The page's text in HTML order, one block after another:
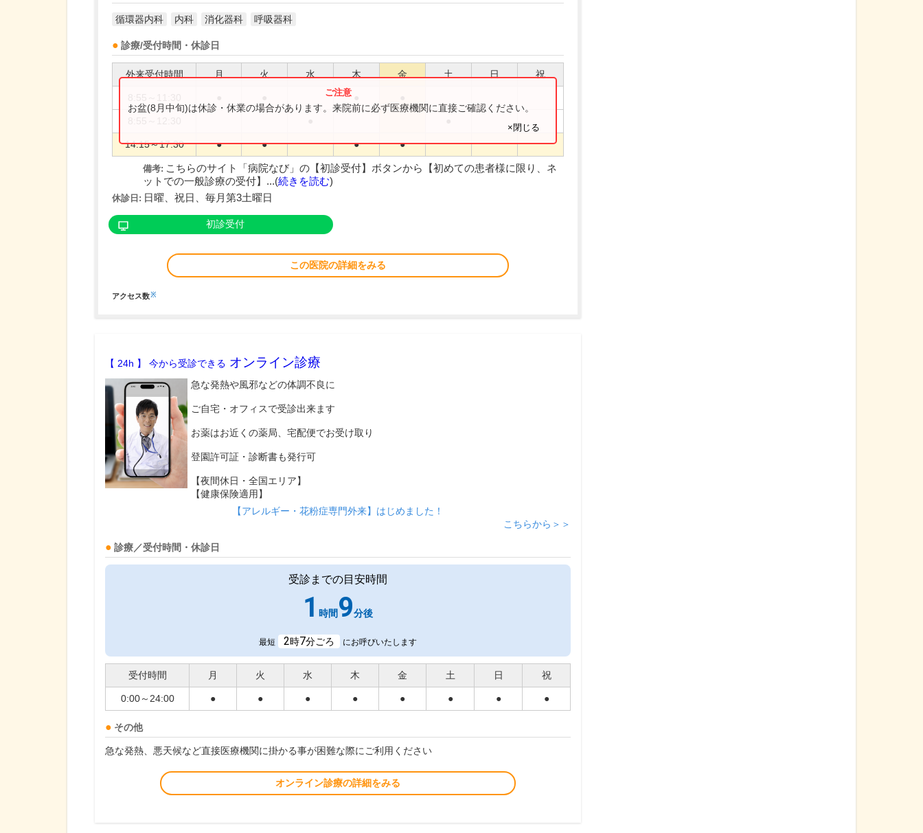
循環器内科 内科 消化器科 呼吸器科
診療/受付時間・休診日
外来受付時間 月 火 水 木 金 土 日 祝
14:15～17:30 ● ● ● ●
お盆(8月中旬)は休診・休業の場合があります。来院前に必ず医療機関に直接ご確認ください。
×閉じる
備考: こちらのサイト「病院なび」の【初診受付】ボタンから【初めての患者様に限り、ネ
ットでの一般診療の受付】...(続きを読む)
休診日: 日曜、祝日、毎月第3土曜日
初診受付
この医院の詳細をみる
アクセス数※
【 24h 】 今から受診できる オンライン診療
急な発熱や風邪などの体調不良に
ご自宅・オフィスで受診出来ます
お薬はお近くの薬局、宅配便でお受け取り
登園許可証・診断書も発行可
【夜間休日・全国エリア】
【健康保険適用】
【アレルギー・花粉症専門外来】はじめました！
こちらから＞＞
診療／受付時間・休診日
受診までの目安時間
1 時間 9分後
最短 2時7分ごろ にお呼びいたします
受付時間 月 火 水 木 金 土 日 祝
0:00～24:00 ● ● ● ● ● ● ● ●
その他
急な発熱、悪天候など直接医療機関に掛かる事が困難な際にご利用ください
オンライン診療の詳細をみる